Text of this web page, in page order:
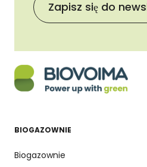
BIOGAZOWNIE
Biogazownie